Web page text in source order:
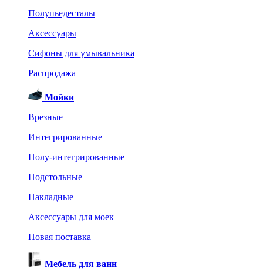
Полупьедесталы
Аксессуары
Сифоны для умывальника
Распродажа
Мойки
Врезные
Интегрированные
Полу-интегрированные
Подстольные
Накладные
Аксессуары для моек
Новая поставка
Мебель для ванн